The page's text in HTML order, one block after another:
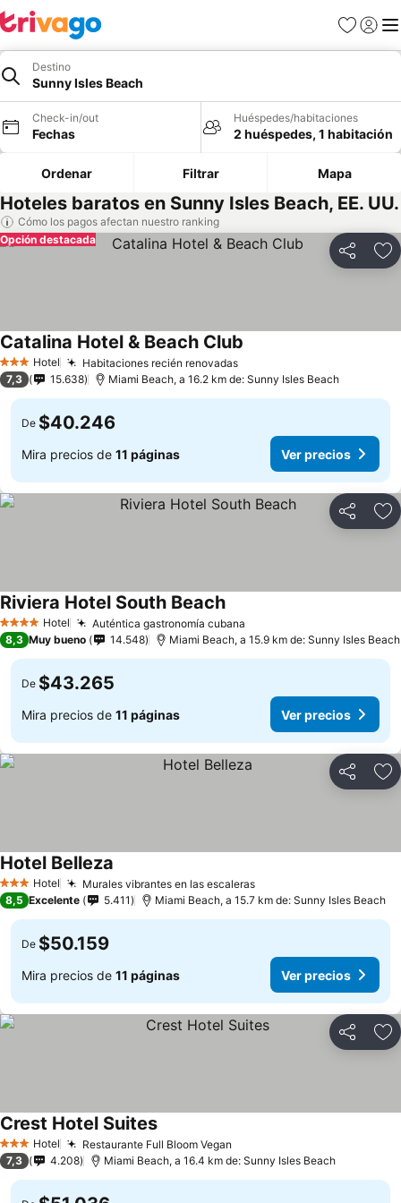
Favoritos
Iniciar
Destino
Sunny Isles Beach
Check-in/out
Fechas
Huéspedes/habitaciones
2 huéspedes, 1 habitación
Ordenar Filtrar Mapa
Hoteles baratos en Sunny Isles Beach, EE. UU.
Cómo los pagos afectan nuestro ranking
Compartir
Opción destacada
3 Estrellas
Hotel Habitaciones recién renovadas
Catalina Hotel & Beach Club
7,3 15.638 Miami Beach, a 16.2 km de: Sunny Isles Beach
De $40.246
Mira precios de 11 páginas Ver precios
Compartir
4 EstrellasHotel Auténtica gastronomía cubana
Riviera Hotel South Beach
8,3 Muy bueno 14.548 Miami Beach, a 15.9 km de: Sunny Isles Beach
De $43.265
Mira precios de 11 páginas Ver precios
Compartir
3 Estrellas
Hotel Murales vibrantes en las escaleras
Hotel Belleza
8,5 Excelente 5.411 Miami Beach, a 15.7 km de: Sunny Isles Beach
De $50.159
Mira precios de 11 páginas Ver precios
Compartir
3 Estrellas
Hotel Restaurante Full Bloom Vegan
Crest Hotel Suites
7,3 4.208 Miami Beach, a 16.4 km de: Sunny Isles Beach